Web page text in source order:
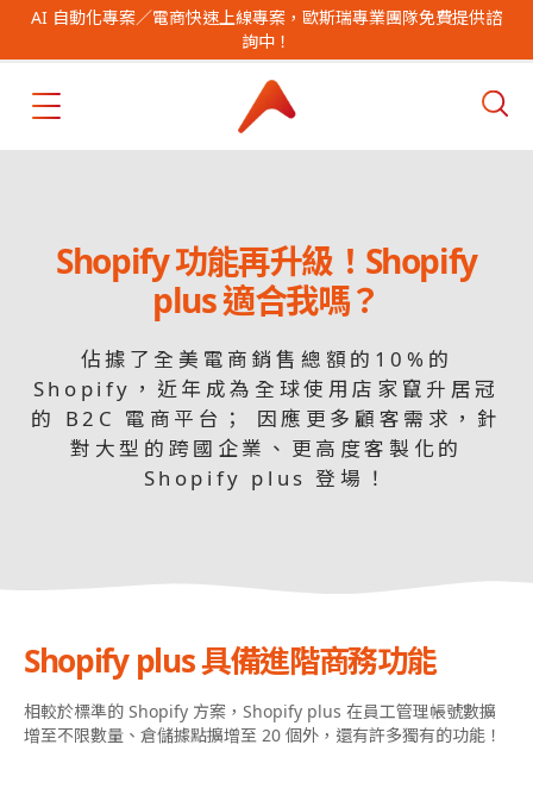
AI 自動化專案／電商快速上線專案，歐斯瑞專業團隊免費提供諮
詢中！
Shopify 功能再升級！Shopify
plus 適合我嗎？
佔據了全美電商銷售總額的10%的
Shopify，近年成為全球使用店家竄升居冠
的 B2C 電商平台； 因應更多顧客需求，針
對大型的跨國企業、更高度客製化的
Shopify plus 登場！
Shopify plus 具備進階商務功能
相較於標準的 Shopify 方案，Shopify plus 在員工管理帳號數擴
增至不限數量、倉儲據點擴增至 20 個外，還有許多獨有的功能！